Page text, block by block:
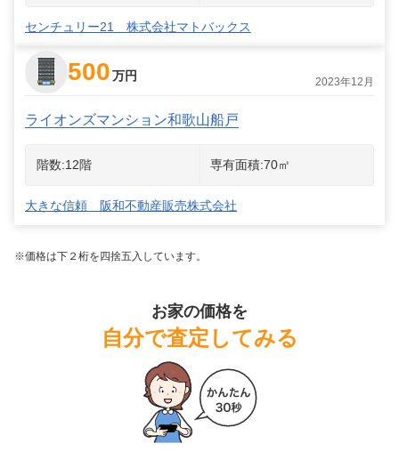
センチュリー21 株式会社マトバックス
500万円 2023年12月
ライオンズマンション和歌山船戸
階数:12階 専有面積:70㎡
大きな信頼 阪和不動産販売株式会社
※価格は下２桁を四捨五入しています。
お家の価格を
自分で査定してみる